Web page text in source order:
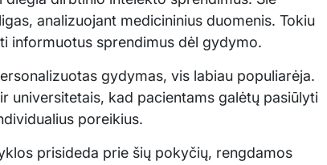
analizuojant medicininius duomenis. Tokiu
informuotus sprendimus dėl gydymo.
gydymas, vis labiau populiarėja.
universitetais, kad pacientams galėtų pasiūlyti
poreikius.
prisideda prie šių pokyčių, rengdamos